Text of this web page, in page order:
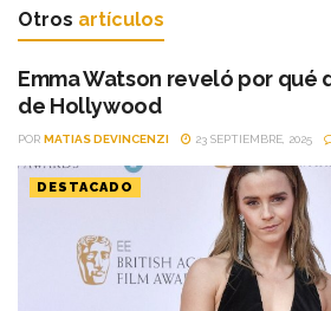
Otros artículos
Emma Watson reveló por qué
de Hollywood
POR MATIAS DEVINCENZI 23 SEPTIEMBRE, 2025
DESTACADO